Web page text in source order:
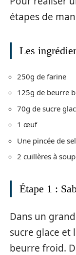
étapes de
Les
250g de farine
125g de beurre
70g de sucre
1 œuf
Une pincée de sel
2 cuillères à
Étape 1 :
Dans un
sucre glace et
beurre froid.